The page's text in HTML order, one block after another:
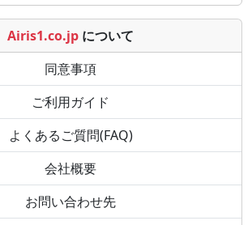
Airis1.co.jp について
同意事項
ご利用ガイド
よくあるご質問(FAQ)
会社概要
お問い合わせ先